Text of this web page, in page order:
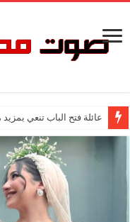
عائلة فتح الباب تنعي